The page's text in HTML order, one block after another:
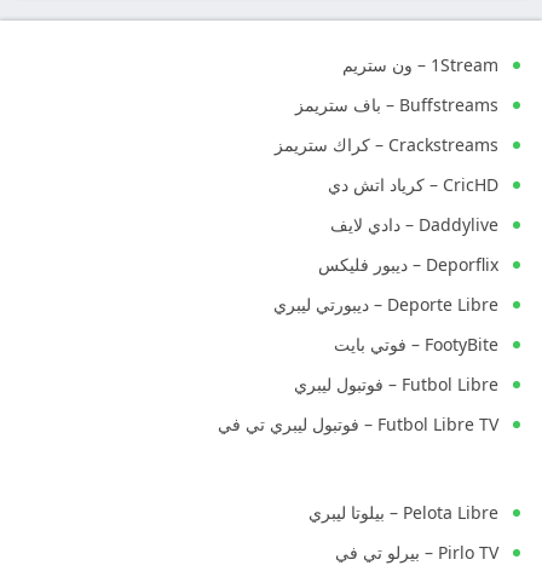
1Stream – ون ستريم
Buffstreams – باف ستريمز
Crackstreams – كراك ستريمز
CricHD – كرياد اتش دي
Daddylive – دادي لايف
Deporflix – ديبور فليكس
Deporte Libre – ديبورتي ليبري
FootyBite – فوتي بايت
Futbol Libre – فوتبول ليبري
Futbol Libre TV – فوتبول ليبري تي في
Pelota Libre – بيلوتا ليبري
Pirlo TV – بيرلو تي في